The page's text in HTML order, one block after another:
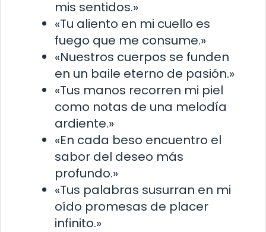
mis sentidos.»
«Tu aliento en mi cuello es
fuego que me consume.»
«Nuestros cuerpos se funden
en un baile eterno de pasión.»
«Tus manos recorren mi piel
como notas de una melodía
ardiente.»
«En cada beso encuentro el
sabor del deseo más
profundo.»
«Tus palabras susurran en mi
oído promesas de placer
infinito.»